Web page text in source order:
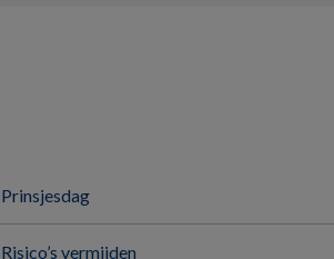
Prinsjesdag
Risico’s vermijden